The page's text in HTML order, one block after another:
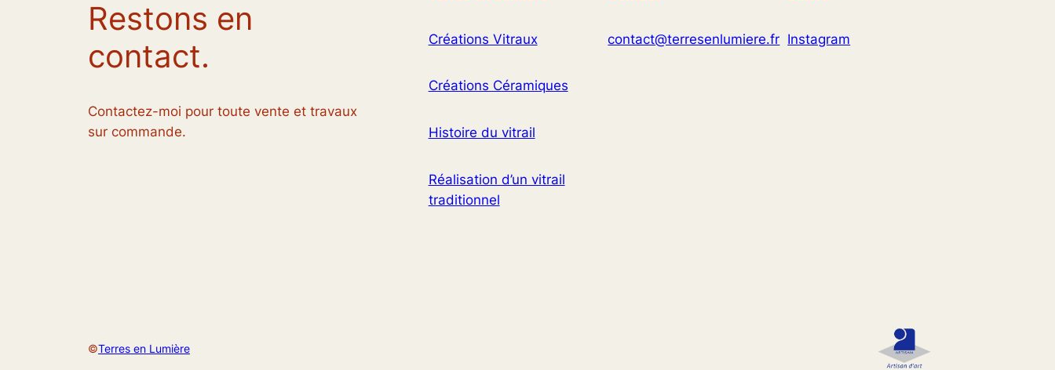
Restons en
contact.
Contactez-moi pour toute vente et travaux
sur commande.
Créations Vitraux
Créations Céramiques
Histoire du vitrail
Réalisation d’un vitrail
traditionnel
contact@terresenlumiere.fr Instagram
©Terres en Lumière